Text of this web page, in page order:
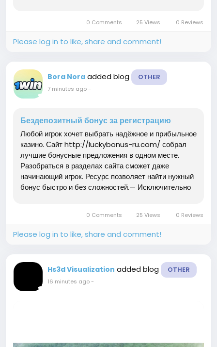
0 Comments 25 Views 0 Reviews
Please log in to like, share and comment!
Bora Nora added blog OTHER
7 minutes ago-
Бездепозитный бонус за регистрацию
Любой игрок хочет выбрать надёжное и прибыльное
казино. Сайт http://luckybonus-ru.com/ собрал
лучшие бонусные предложения в одном месте.
Разобраться в разделах сайта сможет даже
начинающий игрок. Ресурс позволяет найти нужный
бонус быстро и без сложностей.— Исключительно
навигация и понятный...0 Comments 25 Views 0 Reviews
Please log in to like, share and comment!
Hs3d Visualization added blog OTHER
16 minutes ago-